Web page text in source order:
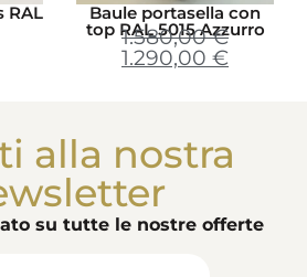
RAL Baule portasella con
top RAL 5015 Azzurro
1.580,00€
1.290,00 €
alla nostra
su tutte le nostre offerte